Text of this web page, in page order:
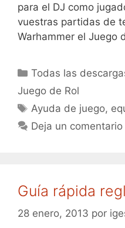
para el DJ como
vuestras partidas de
Warhammer el Juego
Categorías
Todas las
Juego de Rol
Etiquetas
Ayuda de juego,
Deja un comentario
Guía rápida
28 enero, 2013 por